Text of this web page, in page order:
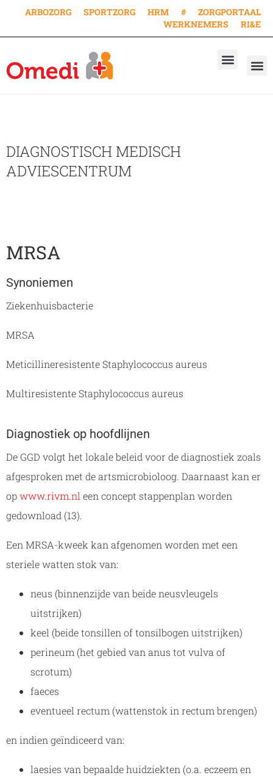
ARBOZORG SPORTZORG HRM #
ZORGPORTAAL
WERKNEMERS
RI&E
DIAGNOSTISCH MEDISCH
ADVIESCENTRUM
MRSA
Synoniemen
Ziekenhuisbacterie
MRSA
Meticillineresistente Staphylococcus aureus
Multiresistente Staphylococcus aureus
Diagnostiek op hoofdlijnen
De GGD volgt het lokale beleid voor de diagnostiek zoals
afgesproken met de artsmicrobioloog. Daarnaast kan er
opwww.rivm.nl een concept stappenplan worden
gedownload (13).
Een MRSA-kweek kan afgenomen worden met een
steriele watten stok van:
neus (binnenzijde van beide neusvleugels
uitstrijken)
keel (beide tonsillen of tonsilbogen uitstrijken)
perineum (het gebied van anus tot vulva of
scrotum)
faeces
eventueel rectum (wattenstok in rectum brengen)
en indien geïndiceerd van:
laesies van bepaalde huidziekten (o.a. eczeem en